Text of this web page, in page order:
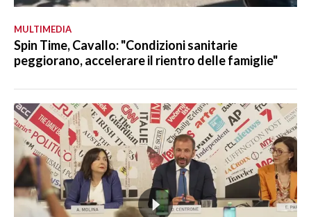
MULTIMEDIA
Spin Time, Cavallo: "Condizioni sanitarie
peggiorano, accelerare il rientro delle famiglie"